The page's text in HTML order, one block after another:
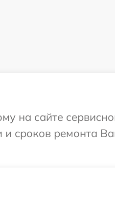
на сайте
и сроков ремонта